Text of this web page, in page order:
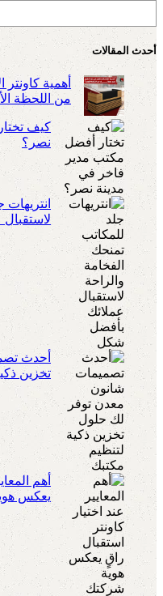
أحدث المقالات
أهمية
من اللحظة
كيف
نصر؟
أحدث
تخزين
أهم
يعكس